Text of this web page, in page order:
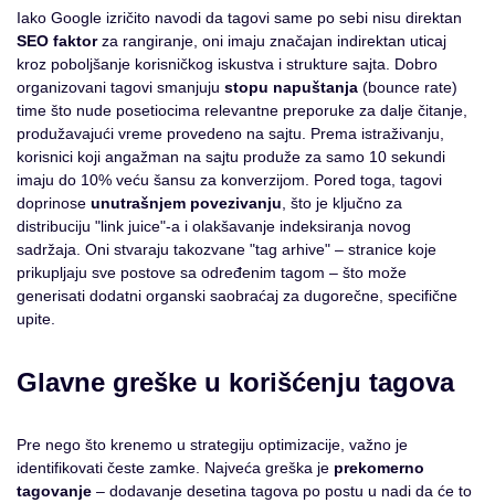
Iako Google izričito navodi da tagovi same po sebi nisu direktan
SEO faktorza rangiranje, oni imaju značajan indirektan uticaj
kroz poboljšanje korisničkog iskustva i strukture sajta. Dobro
organizovani tagovi smanjuju stopu napuštanja (bounce rate)
time što nude posetiocima relevantne preporuke za dalje čitanje,
produžavajući vreme provedeno na sajtu. Prema istraživanju,
korisnici koji angažman na sajtu produže za samo 10 sekundi
imaju do 10% veću šansu za konverzijom. Pored toga, tagovi
doprinose unutrašnjem povezivanju , što je ključno za
distribuciju "link juice"-a i olakšavanje indeksiranja novog
sadržaja. Oni stvaraju takozvane "tag arhive" – stranice koje
prikupljaju sve postove sa određenim tagom – što može
generisati dodatni organski saobraćaj za dugorečne, specifične
upite.
Glavne greške u korišćenju tagova
Pre nego što krenemo u strategiju optimizacije, važno je
identifikovati česte zamke. Najveća greška je prekomerno
tagovanje – dodavanje desetina tagova po postu u nadi da će to